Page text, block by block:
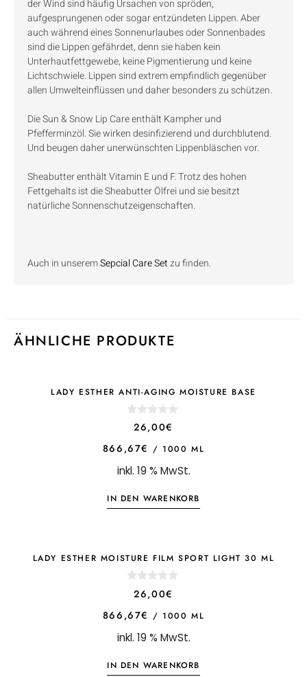
der Wind sind häufig Ursachen von spröden,
aufgesprungenen oder sogar entzündeten Lippen. Aber
auch während eines Sonnenurlaubes oder Sonnenbades
sind die Lippen gefährdet, denn sie haben kein
Unterhautfettgewebe, keine Pigmentierung und keine
Lichtschwiele. Lippen sind extrem empfindlich gegenüber
allen Umwelteinflüssen und daher besonders zu schützen.
Die Sun & Snow Lip Care enthält Kampher und
Pfefferminzöl. Sie wirken desinfizierend und durchblutend.
Und beugen daher unerwünschten Lippenbläschen vor.
Sheabutter enthält Vitamin E und F. Trotz des hohen
Fettgehalts ist die Sheabutter Ölfrei und sie besitzt
natürliche Sonnenschutzeigenschaften.
Auch in unseremSepcial Care Setzu finden.
ÄHNLICHE PRODUKTE
LADY ESTHER ANTI-AGING MOISTURE BASE
t
f
26,00€
866,67€ / 1000 ML
inkl. 19 % MwSt.
IN DEN WARENKORB
LADY ESTHER MOISTURE FILM SPORT LIGHT 30 ML
t
f
26,00€
866,67€ / 1000 ML
inkl. 19 % MwSt.
IN DEN WARENKORB